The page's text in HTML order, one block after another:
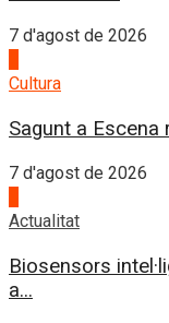
7 d'agost de 2026
Cultura
Sagunt a Escena
7 d'agost de 2026
Actualitat
Biosensors
a...